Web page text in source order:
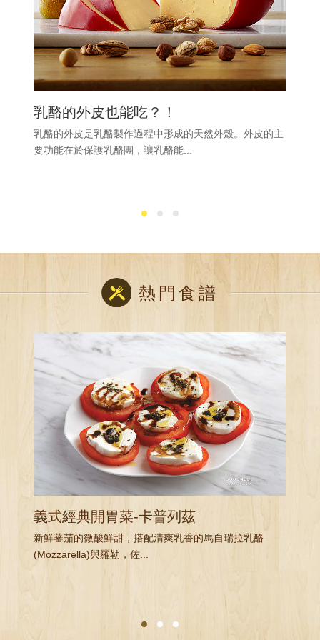
乳酪的外皮也能吃？！
乳酪的外皮是乳酪製作過程中形成的天然外殼。外皮的主
要功能在於保護乳酪團，讓乳酪能...
熱門食譜
義式經典開胃菜-卡普列茲
新鮮蕃茄的微酸鮮甜，搭配清爽乳香的馬自瑞拉乳酪
(Mozzarella)與羅勒，佐...